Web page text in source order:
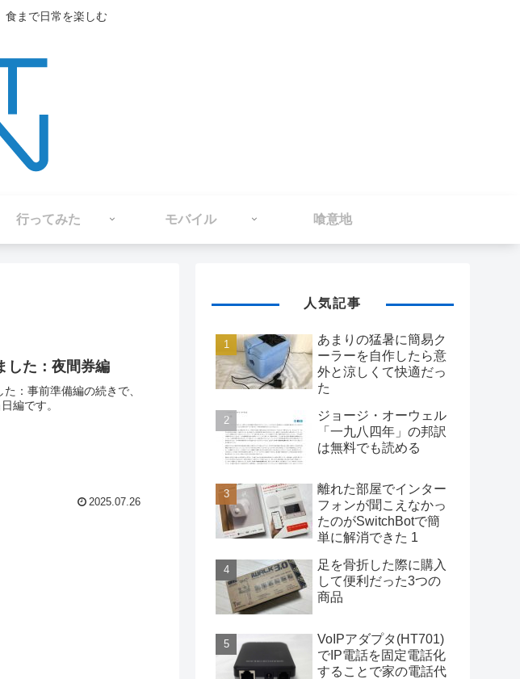
食まで日常を楽しむ
行ってみた モバイル 喰意地
した：夜間券編
：事前準備編の続きで、
編です。
2025.07.26
人気記事
あまりの猛暑に簡易ク
ーラーを自作したら意
外と涼しくて快適だっ
た
ジョージ・オーウェル
「一九八四年」の邦訳
は無料でも読める
離れた部屋でインター
フォンが聞こえなかっ
たのがSwitchBotで簡
単に解消できた 1
足を骨折した際に購入
して便利だった3つの
商品
VoIPアダプタ(HT701)
でIP電話を固定電話化
することで家の電話代